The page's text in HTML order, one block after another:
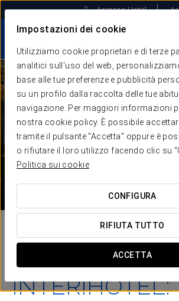
Impostazioni dei cookie
Utilizziamo cookie proprietari e di terze
analitici sull'uso del web,
base alle tue preferenze e pubblicità
su un profilo dalla raccolta delle tue
navigazione. Per maggiori informazioni
nostra cookie policy. È possibile
tramite il pulsante "Accetta" oppure è
o rifiutare il loro utilizzo facendo clic su
Politica sui cookie
CONFIGURA
RIFIUTA TUTTO
ACCETTA
Accesso Hotel
INTERIHOTEL: